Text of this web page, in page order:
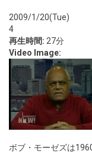
2009/1/20(Tue)
4
再生時間: 27分
Video Image:
ボブ・モーゼズは